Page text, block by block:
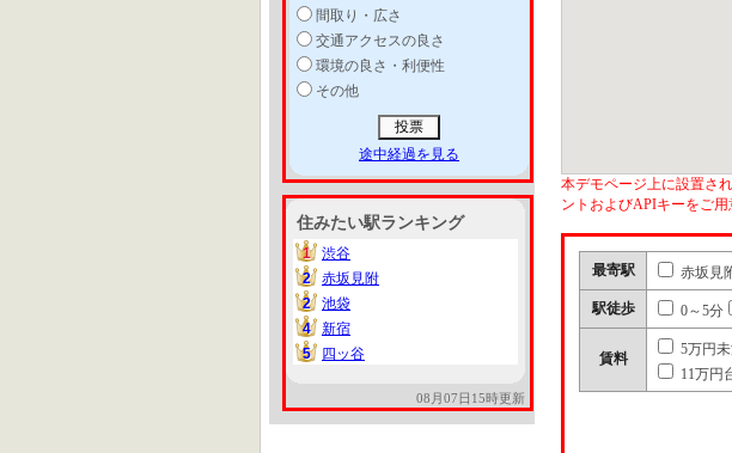
間取り・広さ
交通アクセスの良さ
環境の良さ・利便性
その他
途中経過を見る
住みたい駅ランキング
1
1
渋谷
2
2
赤坂見附
2
2
池袋
4
4
新宿
5
5 四ッ谷
08月07日15時更新
本デモページ上に設置さ
ントおよびAPIキーをご
最寄駅 赤坂見
駅徒歩 0～5分
賃料
5万円
11万円